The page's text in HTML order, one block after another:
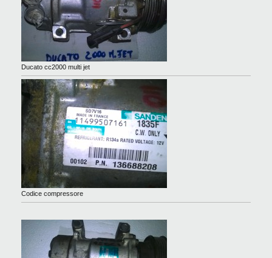
Ducato cc2000 multi jet
Codice compressore